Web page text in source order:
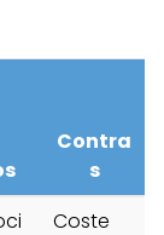
Contra
s
Coste